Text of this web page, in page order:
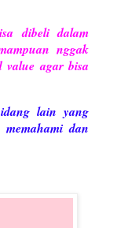
dibeli dalam
nggak
value agar bisa
lain yang
dan